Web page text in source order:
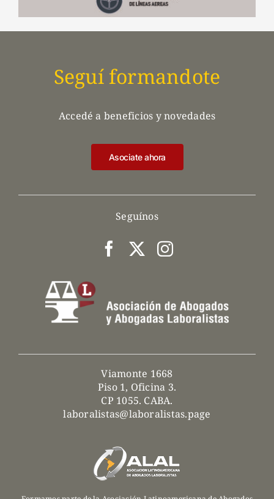
Viamonte 1668
Piso 1, Oficina 3.
CP 1055. CABA.
laboralistas@laboralistas.page
Seguínos
Seguí formandote
Accedé a beneficios y novedades
Asociate ahora